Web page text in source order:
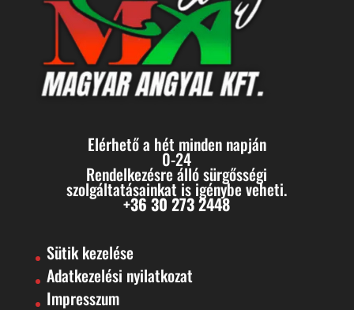
Elérhető a hét minden napján
0-24
Rendelkezésre álló sürgősségi
szolgáltatásainkat is igénybe veheti.
+36 30 273 2448
Sütik kezelése
Adatkezelési nyilatkozat
Impresszum